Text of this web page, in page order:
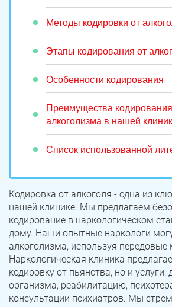
Методы кодировки от
Этапы кодирования от
Особенности кодирования
Преимущества
алкоголизма в нашей
Список использованной
Кодировка от алкоголя - одна из
нашей клинике. Мы предлагаем
кодирование в наркологическом
дому. Наши опытные наркологи
алкоголизма, используя передовые
Наркологическая клиника
кодировку от пьянства, но и услуги:
организма, реабилитацию,
консультации психиатров. Мы